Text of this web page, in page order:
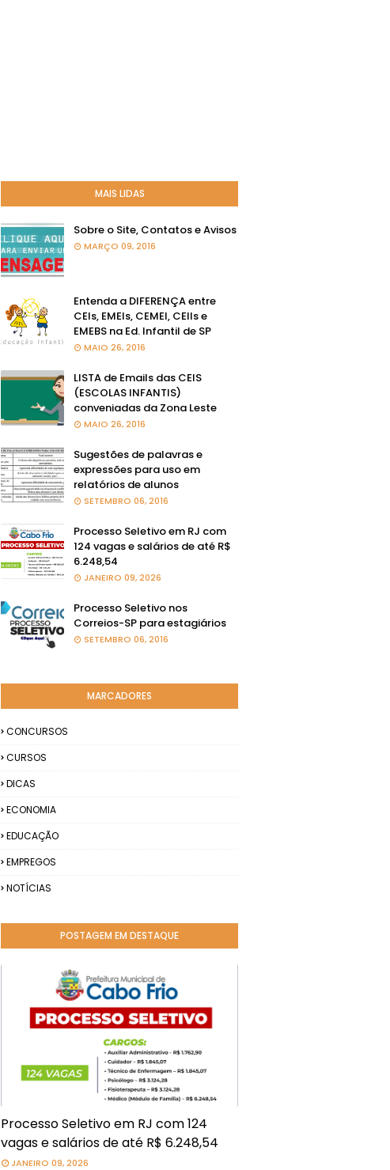
MAIS LIDAS
Sobre o Site, Contatos e Avisos
MARÇO 09, 2016
Entenda a DIFERENÇA entre
CEIs, EMEIs, CEMEI, CEIIs e
EMEBS na Ed. Infantil de SP
MAIO 26, 2016
LISTA de Emails das CEIS
(ESCOLAS INFANTIS)
conveniadas da Zona Leste
MAIO 26, 2016
Sugestões de palavras e
expressões para uso em
relatórios de alunos
SETEMBRO 06, 2016
Processo Seletivo em RJ com
124 vagas e salários de até R$
6.248,54
JANEIRO 09, 2026
Processo Seletivo nos
Correios-SP para estagiários
SETEMBRO 06, 2016
MARCADORES
CONCURSOS
CURSOS
DICAS
ECONOMIA
EDUCAÇÃO
EMPREGOS
NOTÍCIAS
POSTAGEM EM DESTAQUE
Processo Seletivo em RJ com 124
vagas e salários de até R$ 6.248,54
JANEIRO 09, 2026